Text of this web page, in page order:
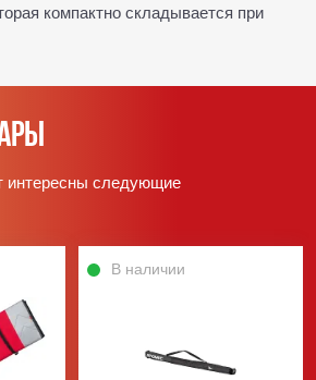
компактно складывается при
интересны следующие
В наличии